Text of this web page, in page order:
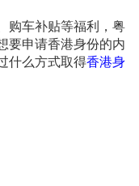
购车补贴等福利，粤
要申请香港身份的内
什么方式取得香港身